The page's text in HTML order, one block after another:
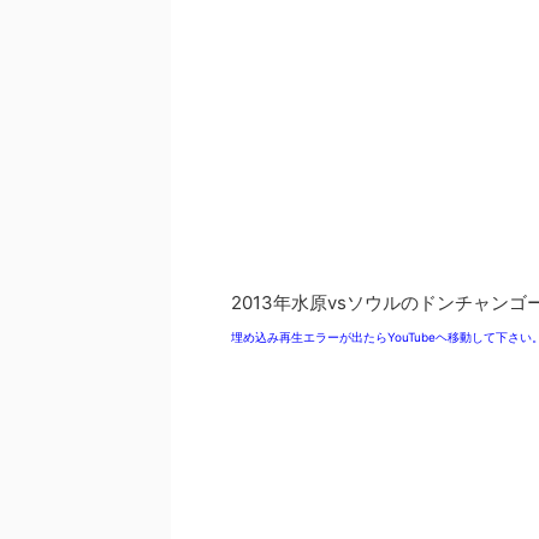
2013年水原vsソウルのドンチャンゴ
埋め込み再生エラーが出たらYouTubeヘ移動して下さい